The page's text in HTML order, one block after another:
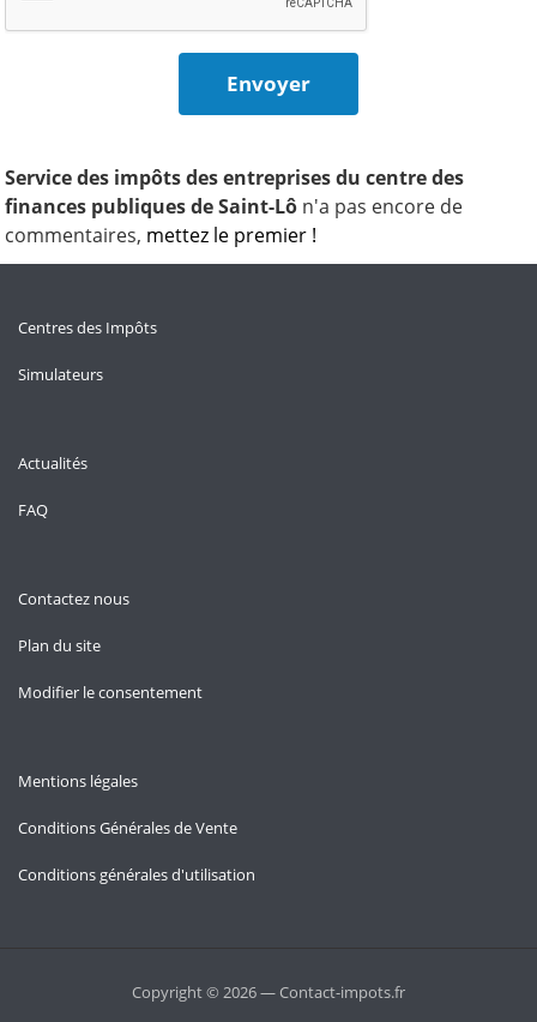
Service des impôts des entreprises du centre des
finances publiques de Saint-Lô n'a pas encore de
commentaires, mettez le premier !
Centres des Impôts
Simulateurs
Actualités
FAQ
Contactez nous
Plan du site
Modifier le consentement
Mentions légales
Conditions Générales de Vente
Conditions générales d'utilisation
Copyright © 2026 — Contact-impots.fr